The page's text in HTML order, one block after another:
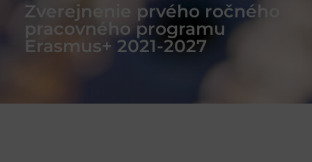
Zverejnenie prvého ročného
pracovného programu
Erasmus+ 2021-2027